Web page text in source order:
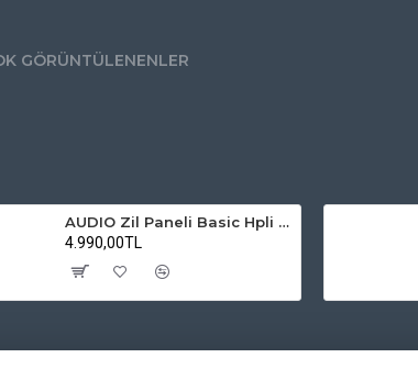
GÖRÜNTÜLENENLER
AUDIO Zil Paneli Basic Hpli Çift Buton 20'li Sesli Apartman Diafon Kapı Paneli
4.990,00TL